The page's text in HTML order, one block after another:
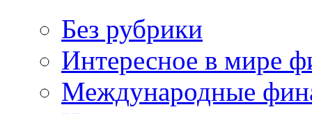
Без рубрики
Интересное в мире
Международные